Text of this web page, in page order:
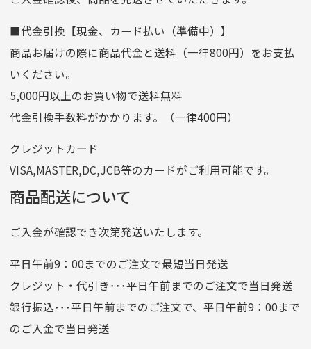
口座番号
0255557
口座名義
株式会社一条
ゆうちょ銀行
ゆうちょ間
記号
14710
他銀行から
店名
四七八（読みヨンナナハチ）
店番
478
預金種目
普通預金
口座番号
0776226
口座名義
株式会社一条
クレジットカード
■代金引換【現金、カード払い（準備中）】
商品お届けの際に商品代金と送料（一律800円）をお支払
いください。
5,000円以上のお買い物で送料無料
代金引換手数料がかかります。（一律400円）
クレジットカード
VISA,MASTER,DC,JCB等のカードがご利用可能です。
商品配送について
ご入金が確認でき次第発送いたします。
平日午前9：00までのご注文で最短当日発送
クレジット・代引き･･･平日午前までのご注文で当日発送
銀行振込･･･平日午前までのご注文で、平日午前9：00まで
のご入金で当日発送